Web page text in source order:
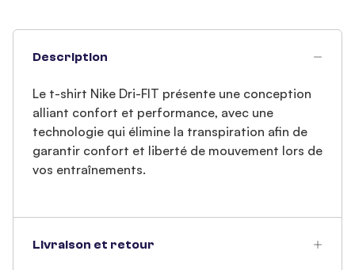
Description
Le t-shirt Nike Dri-FIT présente une conception
alliant confort et performance, avec une
technologie qui élimine la transpiration afin de
garantir confort et liberté de mouvement lors de
vos entraînements.
Livraison et retour